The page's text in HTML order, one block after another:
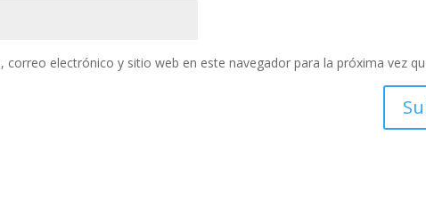
correo electrónico y sitio web en este navegador para la próxima vez